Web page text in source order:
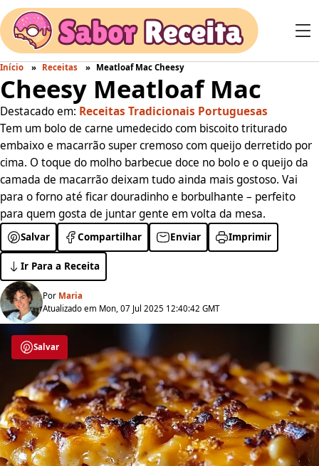
Início Receitas Meatloaf Mac Cheesy
Cheesy Meatloaf Mac
Destacado em: Receitas Tradicionais Portuguesas
Tem um bolo de carne umedecido com biscoito triturado
embaixo e macarrão super cremoso com queijo derretido por
cima. O toque do molho barbecue doce no bolo e o queijo da
camada de macarrão deixam tudo ainda mais gostoso. Vai
para o forno até ficar douradinho e borbulhante – perfeito
para quem gosta de juntar gente em volta da mesa.
Salvar Compartilhar Enviar Imprimir
Ir Para a Receita
Por Maria
Atualizado em Mon, 07 Jul 2025 12:40:42 GMT
Salvar